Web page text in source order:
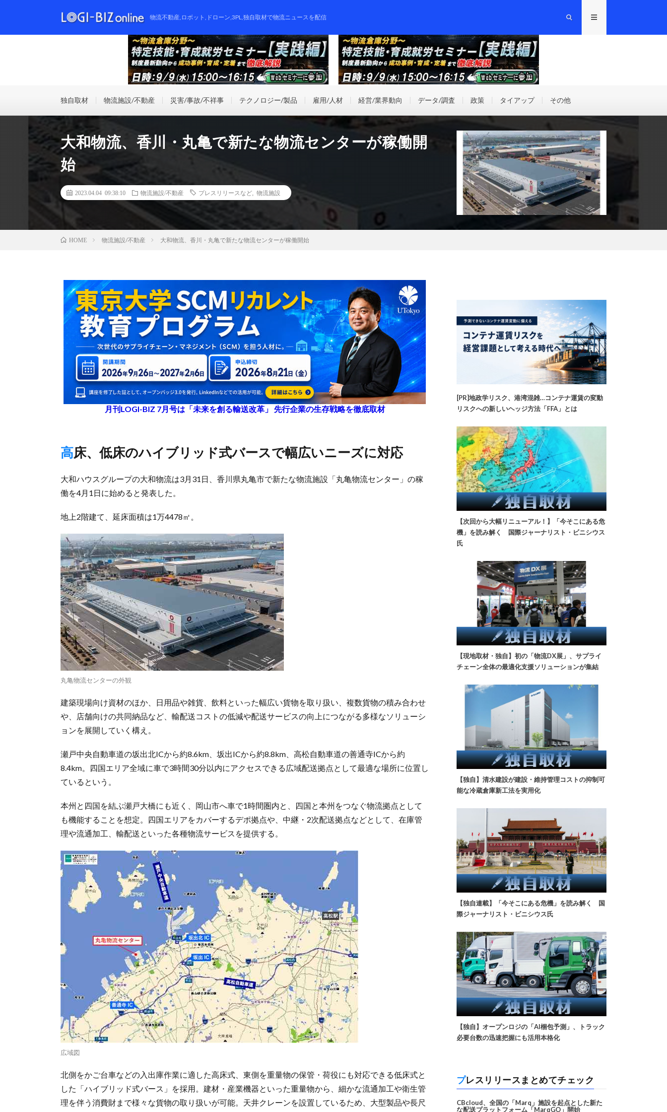
物流不動産,ロボット,ドローン,3PL,独自取材で物流ニュースを配信
独自取材 物流施設/不動産 災害/事故/不祥事 テクノロジー/製品 雇用/人材 経営/業界動向 データ/調査 政策 タイアップ その他
大和物流、香川・丸亀で新たな物流センターが稼働開
始
2023.04.04 09:38:10 物流施設/不動産 プレスリリースなど 物流施設
HOME 物流施設/不動産 大和物流、香川・丸亀で新たな物流センターが稼働開始
月刊LOGI-BIZ 7月号は「未来を創る輸送改革」 先行企業の生存戦略を徹底取材
高床、低床のハイブリッド式バースで幅広いニーズに対応
大和ハウスグループの大和物流は3月31日、香川県丸亀市で新たな物流施設「丸亀物流センター」の稼
働を4月1日に始めると発表した。
地上2階建て、延床面積は1万4478㎡。
丸亀物流センターの外観
建築現場向け資材のほか、日用品や雑貨、飲料といった幅広い貨物を取り扱い、複数貨物の積み合わせ
や、店舗向けの共同納品など、輸配送コストの低減や配送サービスの向上につながる多様なソリューシ
ョンを展開していく構え。
瀬戸中央自動車道の坂出北ICから約8.6km、坂出ICから約8.8km、高松自動車道の善通寺ICから約
8.4km。四国エリア全域に車で3時間30分以内にアクセスできる広域配送拠点として最適な場所に位置し
ているという。
本州と四国を結ぶ瀬戸大橋にも近く、岡山市へ車で1時間圏内と、四国と本州をつなぐ物流拠点として
も機能することを想定。四国エリアをカバーするデポ拠点や、中継・2次配送拠点などとして、在庫管
理や流通加工、輸配送といった各種物流サービスを提供する。
広域図
北側をかご台車などの入出庫作業に適した高床式、東側を重量物の保管・荷役にも対応できる低床式と
した「ハイブリッド式バース」を採用。建材・産業機器といった重量物から、細かな流通加工や衛生管
理を伴う消費財まで様々な貨物の取り扱いが可能。天井クレーンを設置しているため、大型製品や長尺
[PR]地政学リスク、港湾混雑…コンテナ運賃の変動
リスクへの新しいヘッジ方法「FFA」とは
【次回から大幅リニューアル！】「今そこにある危
機」を読み解く 国際ジャーナリスト・ビニシウス
氏
【現地取材・独自】初の「物流DX展」、サプライ
チェーン全体の最適化支援ソリューションが集結
【独自】清水建設が建設・維持管理コストの抑制可
能な冷蔵倉庫新工法を実用化
【独自連載】「今そこにある危機」を読み解く 国
際ジャーナリスト・ビニシウス氏
【独自】オープンロジの「AI梱包予測」、トラック
必要台数の迅速把握にも活用本格化
プレスリリースまとめてチェック
CBcloud、全国の「Marq」施設を起点とした新た
な配送プラットフォーム「MarqGO」開始